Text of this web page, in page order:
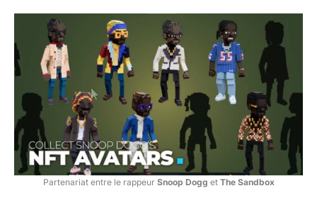
Partenariat entre le rappeur Snoop Dogg et The Sandbox